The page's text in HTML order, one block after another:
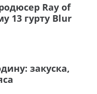
Ray of
13 гурту Blur
закуска,